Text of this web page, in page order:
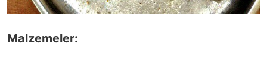
Malzemeler: